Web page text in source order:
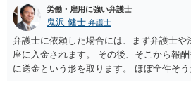
士にご相談下さい。
労働・雇用に強い弁護士
鬼沢 健士 弁護士
弁護士に依頼した場合には、まず弁護士や
座に入金されます。 その後、そこから報
に送金という形を取ります。 ほぼ全件そう